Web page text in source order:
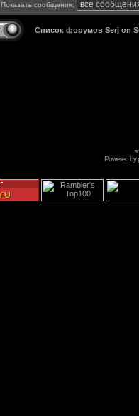
Показать сообщения:
Список форумов Serj on
Powered by